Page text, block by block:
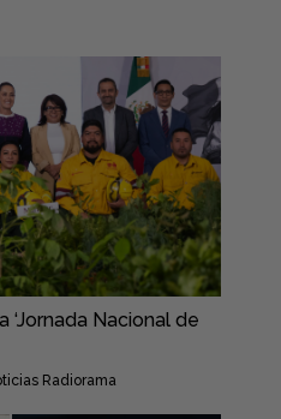
‘Jornada Nacional de
Radiorama